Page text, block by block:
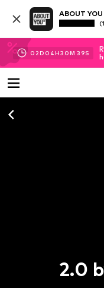
ABOUT
02D 04H30M 39S
2.0